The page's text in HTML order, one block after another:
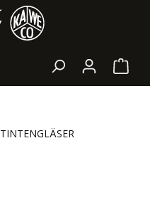
TINTENGLÄSER